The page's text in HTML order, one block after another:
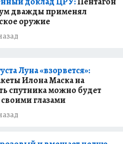
дважды применял
оружие
Луна «взорвется»:
Илона Маска на
спутника можно будет
глазами